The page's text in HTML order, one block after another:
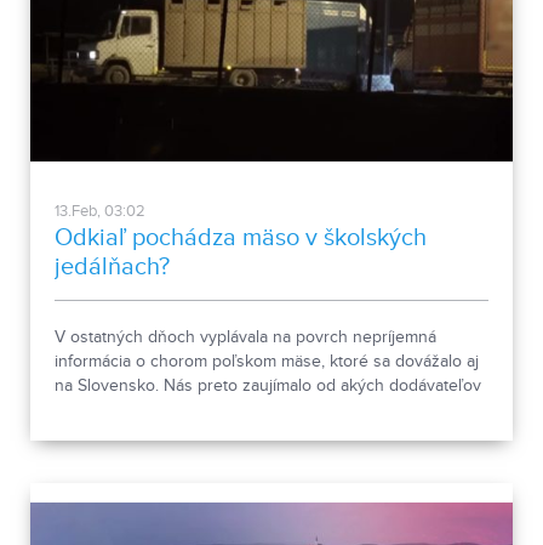
13.Feb, 03:02
Odkiaľ pochádza mäso v školských
jedálňach?
V ostatných dňoch vyplávala na povrch nepríjemná
informácia o chorom poľskom mäse, ktoré sa dovážalo aj
na Slovensko. Nás preto zaujímalo od akých dodávateľov